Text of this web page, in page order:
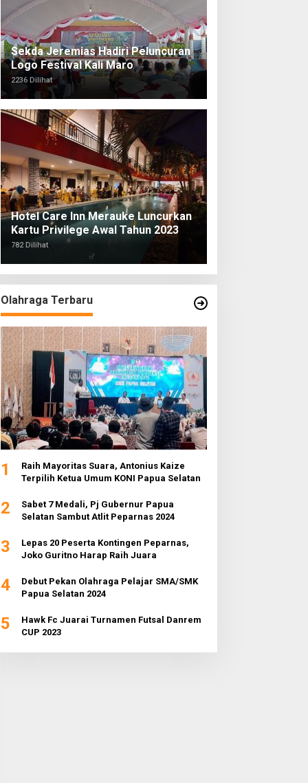
Sekda Jeremias Hadiri Peluncuran
Logo Festival Kali Maro
2236 Dilihat
Hotel Care Inn Merauke Luncurkan
Kartu Privilege Awal Tahun 2023
782 Dilihat
Olahraga Terbaru
1
Raih Mayoritas Suara, Antonius Kaize
Terpilih Ketua Umum KONI Papua Selatan
2
Sabet 7 Medali, Pj Gubernur Papua
Selatan Sambut Atlit Peparnas 2024
3
Lepas 20 Peserta Kontingen Peparnas,
Joko Guritno Harap Raih Juara
4
Debut Pekan Olahraga Pelajar SMA/SMK
Papua Selatan 2024
5
Hawk Fc Juarai Turnamen Futsal Danrem
CUP 2023